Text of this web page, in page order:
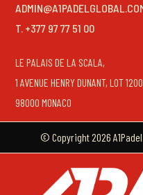
T. +377 97 77 51 00
LE PALAIS DE LA SCALA,
1 AVENUE HENRY DUNANT, LOT 1200
98000 MONACO
© Copyright 2026